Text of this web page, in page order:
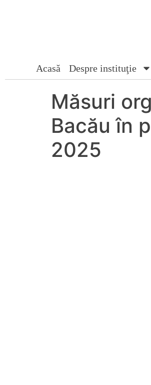
Acasă Despre instituţie
Măsuri
Bacău în
2025